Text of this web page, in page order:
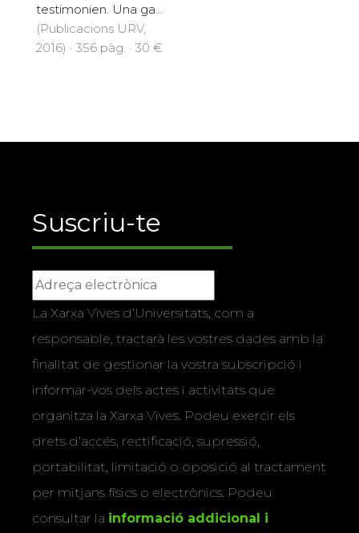
testimonien. Una ga...
(Publicacions URV,
2016) · 356 pàg. · 30 €
Suscriu-te
La Xarxa Vives d’Universitats, com a
responsable, tractarà les vostres dades amb la
finalitat de gestionar la vostra subscripció i
informar-vos dels actes i activitats que
organitza la Xarxa Vives. Podeu exercir els
drets d’accés, rectificació, supressió,
portabilitat, limitació o oposició al tractament
per mitjans físics o electrònics. Podeu
consultar la informació addicional i